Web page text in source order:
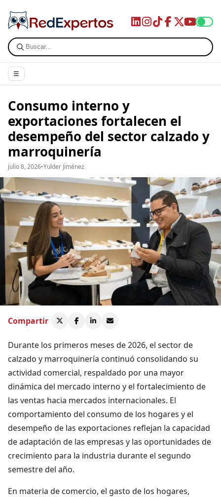
☰
Consumo interno y
exportaciones fortalecen el
desempeño del sector calzado y
marroquinería
julio 8, 2026•Yulder Jiménez
Compartir
Durante los primeros meses de 2026, el sector de
calzado y marroquinería continuó consolidando su
actividad comercial, respaldado por una mayor
dinámica del mercado interno y el fortalecimiento de
las ventas hacia mercados internacionales. El
comportamiento del consumo de los hogares y el
desempeño de las exportaciones reflejan la capacidad
de adaptación de las empresas y las oportunidades de
crecimiento para la industria durante el segundo
semestre del año.
En materia de comercio, el gasto de los hogares,